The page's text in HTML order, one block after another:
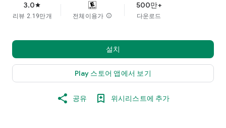
3.0star
리뷰 2.19만개 전체이용가 info
500만+
다운로드
설치
Play 스토어 앱에서 보기
공유 위시리스트에 추가